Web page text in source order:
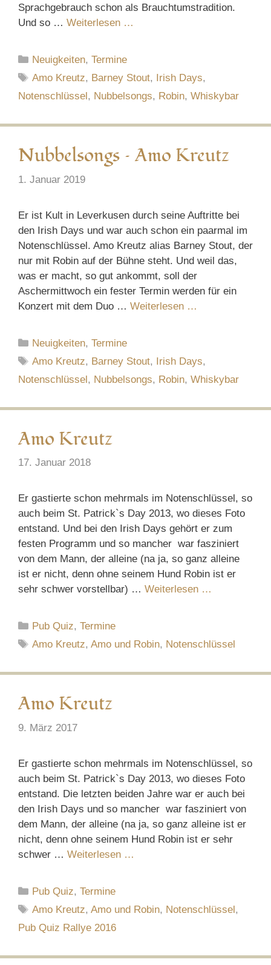
Sprachgebrauch schon als Brauchtumstradition.
Und so … Weiterlesen …
Kategorien
Neuigkeiten,Termine
Schlagwörter
Amo Kreutz, Barney Stout, Irish Days,
Notenschlüssel, Nubbelsongs, Robin, Whiskybar
Nubbelsongs – Amo Kreutz
1. Januar 2019
Er ist Kult in Leverkusen durch seine Auftritte bei
den Irish Days und war auch schon ein paarmal im
Notenschlüssel. Amo Kreutz alias Barney Stout, der
nur mit Robin auf der Bühne steht. Und weil das,
was er macht, so gut ankommt, soll der
Aschermittwoch ein fester Termin werden für ein
Konzert mit dem Duo … Weiterlesen …
Kategorien
Neuigkeiten,Termine
Schlagwörter
Amo Kreutz, Barney Stout, Irish Days,
Notenschlüssel, Nubbelsongs, Robin, Whiskybar
Amo Kreutz
17. Januar 2018
Er gastierte schon mehrmals im Notenschlüssel, so
auch beim St. Patrick`s Day 2013, wo dieses Foto
entstand. Und bei den Irish Days gehört er zum
festen Programm und so mancher war fasziniert
von dem Mann, der alleine (na ja, so ganz alleine
ist er nicht, denn ohne seinem Hund Robin ist er
sehr schwer vorstellbar) … Weiterlesen …
Kategorien
Pub Quiz,Termine
Schlagwörter
Amo Kreutz,Amo und Robin, Notenschlüssel
Amo Kreutz
9. März 2017
Er gastierte schon mehrmals im Notenschlüssel, so
auch beim St. Patrick`s Day 2013, wo dieses Foto
entstand. Die letzten beiden Jahre war er auch bei
den Irish Days und so mancher war fasziniert von
dem Mann, der alleine (na ja, so ganz alleine ist er
nicht, denn ohne seinem Hund Robin ist er sehr
schwer … Weiterlesen …
Kategorien
Pub Quiz,Termine
Schlagwörter
Amo Kreutz,Amo und Robin, Notenschlüssel,
Pub Quiz Rallye 2016